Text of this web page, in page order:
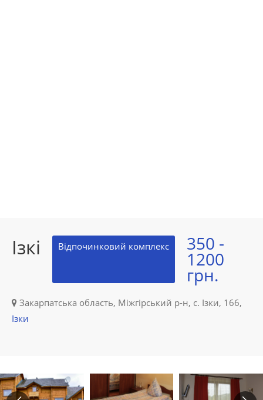
Ізкі Відпочинковий комплекс 350 -
1200
грн.
Закарпатська область, Міжгірський р-н, с. Ізки, 166,
Ізки